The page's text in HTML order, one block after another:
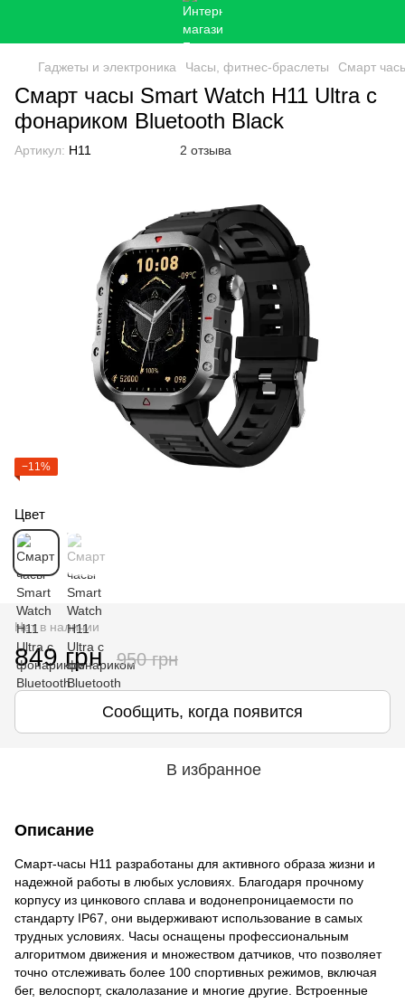
Гаджеты и электроника Часы, фитнес-браслеты Смарт
Смарт часы Smart Watch H11 Ultra с
фонариком Bluetooth Black
Артикул: H11 2 отзыва
−11%
Цвет
Нет в наличии
849 грн 950 грн
Сообщить, когда появится
В избранное
Описание
Смарт-часы H11 разработаны для активного образа жизни и
надежной работы в любых условиях. Благодаря прочному
корпусу из цинкового сплава и водонепроницаемости по
стандарту IP67, они выдерживают использование в самых
трудных условиях. Часы оснащены профессиональным
алгоритмом движения и множеством датчиков, что позволяет
точно отслеживать более 100 спортивных режимов, включая
бег, велоспорт, скалолазание и многие другие. Встроенные